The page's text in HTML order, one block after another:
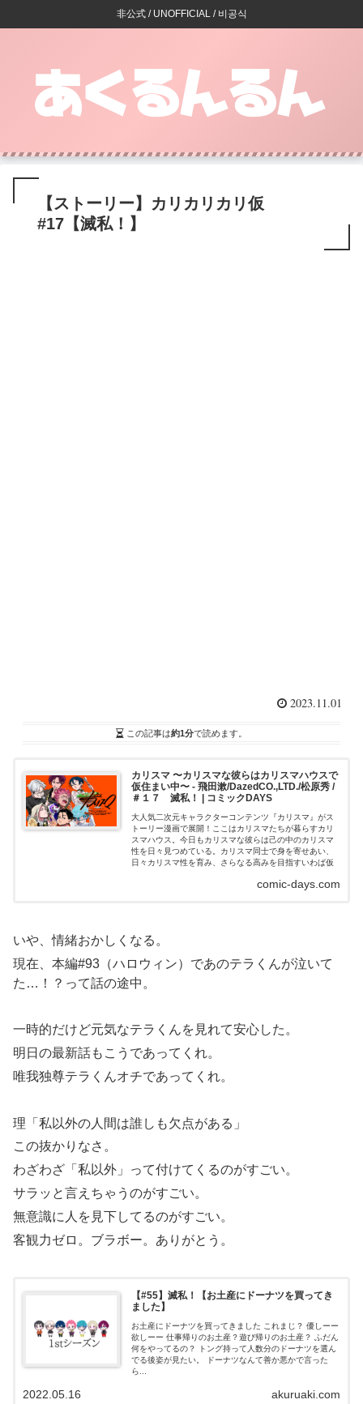
非公式 / UNOFFICIAL / 비공식
【ストーリー】カリカリカリ仮
#17【滅私！】
2023.11.01
この記事は約1分で読めます。
カリスマ 〜カリスマな彼らはカリスマハウスで
仮住まい中〜 - 飛田漱/DazedCO.,LTD./松原秀 /
＃１７ 滅私！ | コミックDAYS
大人気二次元キャラクターコンテンツ『カリスマ』がス
トーリー漫画で展開！ここはカリスマたちが暮らすカリ
スマハウス。今日もカリスマな彼らは己の中のカリスマ
性を日々見つめている。カリスマ同士で身を寄せあい、
日々カリスマ性を育み、さらなる高みを目指すいわば仮
comic-days.com
いや、情緒おかしくなる。
現在、本編#93（ハロウィン）であのテラくんが泣いて
た…！？って話の途中。
一時的だけど元気なテラくんを見れて安心した。
明日の最新話もこうであってくれ。
唯我独尊テラくんオチであってくれ。
理「私以外の人間は誰しも欠点がある」
この抜かりなさ。
わざわざ「私以外」って付けてくるのがすごい。
サラッと言えちゃうのがすごい。
無意識に人を見下してるのがすごい。
客観力ゼロ。ブラボー。ありがとう。
【#55】滅私！【お土産にドーナツを買ってき
ました】
お土産にドーナツを買ってきました これまじ？ 優しーー
欲しーー 仕事帰りのお土産？遊び帰りのお土産？ ふだん
何をやってるの？ トング持って人数分のドーナツを選ん
でる後姿が見たい。 ドーナツなんて善か悪かで言った
ら...
akuruaki.com
2022.05.16